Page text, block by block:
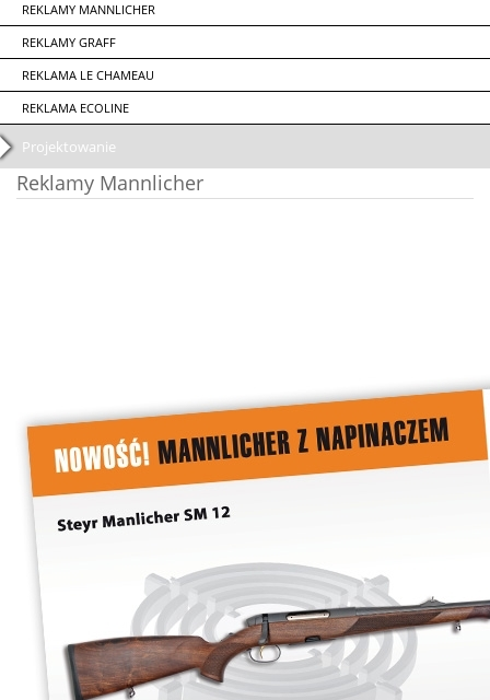
REKLAMY MANNLICHER
REKLAMY GRAFF
REKLAMA LE CHAMEAU
REKLAMA ECOLINE
Projektowanie
Reklamy Mannlicher